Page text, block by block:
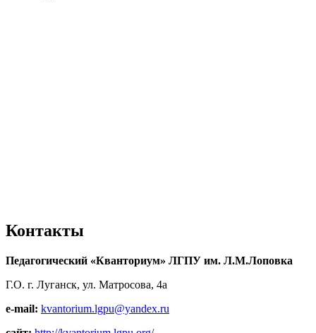
Контакты
Педагогический «Кванториум» ЛГПУ им. Л.М.Лоповка
Г.О. г. Луганск, ул. Матросова, 4а
e-mail: kvantorium.lgpu@yandex.ru